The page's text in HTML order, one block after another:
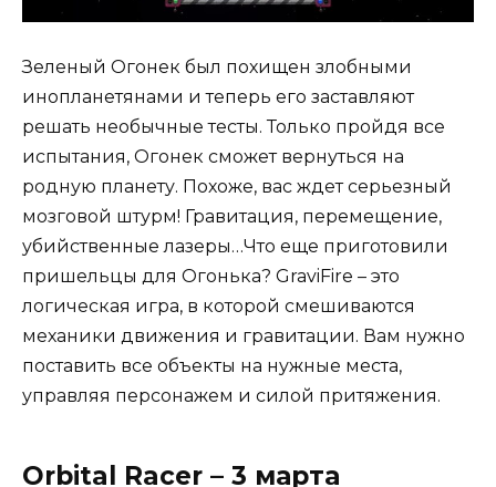
Зеленый Огонек был похищен злобными
инопланетянами и теперь его заставляют
решать необычные тесты. Только пройдя все
испытания, Огонек сможет вернуться на
родную планету. Похоже, вас ждет серьезный
мозговой штурм! Гравитация, перемещение,
убийственные лазеры…Что еще приготовили
пришельцы для Огонька? GraviFire – это
логическая игра, в которой смешиваются
механики движения и гравитации. Вам нужно
поставить все объекты на нужные места,
управляя персонажем и силой притяжения.
Orbital Racer – 3 марта